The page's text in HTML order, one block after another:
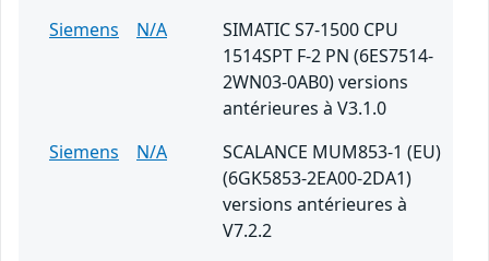
Siemens
N/A
SIMATIC S7-1500 CPU
1514SPT F-2 PN (6ES7514-
2WN03-0AB0) versions
antérieures à V3.1.0
Siemens
N/A
SCALANCE MUM853-1 (EU)
(6GK5853-2EA00-2DA1)
versions antérieures à
V7.2.2